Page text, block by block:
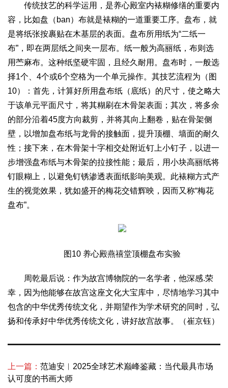
传统技艺的科学运用，是养心殿室内裱糊修缮的重要内
容，比如盘（ban）布就是裱糊的一道重要工序。盘布，就
是将纸张按裹贴在木基层的表面。盘布所用纸为“二纸一
布”，即在两层纸之间夹一层布。纸一般为高丽纸，布则选
用苎麻布。这种纸坚硬牢固，且经久耐用。盘布时，一般选
择1个、4个或6个空格为一个单元操作。其技艺流程为（图
10）：首先，计算好所用盘布纸（底纸）的尺寸，使之略大
于该单元平面尺寸，将其糊刷在木骨架表面；其次，将多余
的部分沿着45度方向裁剪，并将其向上翻卷，贴在骨架侧
壁，以增加盘布纸与龙骨的接触面，提升顶棚、墙面的耐久
性；接下来，在木骨架十字相交处附近钉上小钉子，以进一
步增强盘布纸与木骨架的拉接性能；最后，用小块高丽纸将
钉眼糊上，以避免钉锈渗透表面纸影响美观。此裱糊方式产
生的视觉效果，犹如盛开的梅花交错辉映，因而又称“梅花
盘布”。
图10 养心殿燕禧堂顶棚盘布实验
周乾最后说：作为故宫博物院的一名学者，他深感.荣
幸，因为他能够在故宫这座文化大宝库中，尽情地学习其中
包含的中华优秀传统文化，并期望作为学术研究的同时，弘
扬和传承好中华优秀传统文化，讲好故宫故事。（崔京钰）
上一篇： 范迪安︱2025全球艺术巅峰鉴藏：当代最具市场
认可度的书画大师